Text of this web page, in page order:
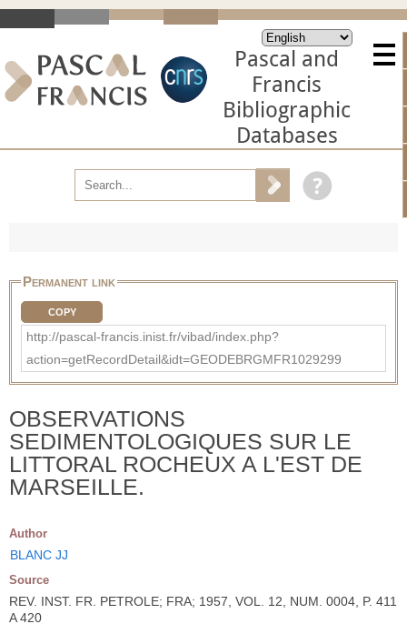
Pascal and
Francis
Bibliographic
Databases
Permanent link
COPY
http://pascal-francis.inist.fr/vibad/index.php?
action=getRecordDetail&idt=GEODEBRGMFR1029299
OBSERVATIONS
SEDIMENTOLOGIQUES SUR LE
LITTORAL ROCHEUX A L'EST DE
MARSEILLE.
Author
BLANC JJ
Source
REV. INST. FR. PETROLE; FRA; 1957, VOL. 12, NUM. 0004, P. 411
A 420